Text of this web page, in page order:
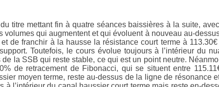
titre mettant fin à quatre séances baissières à la suite,
volumes qui augmentent et qui évoluent à nouveau au-
de franchir à la hausse la résistance court terme à
Toutefois, le cours évolue toujours à l’intérieur du
la SSB qui reste stable, ce qui est un point neutre.
de retracement de Fibonacci, qui se situent entre
moyen terme, reste au-dessus de la ligne de résonance